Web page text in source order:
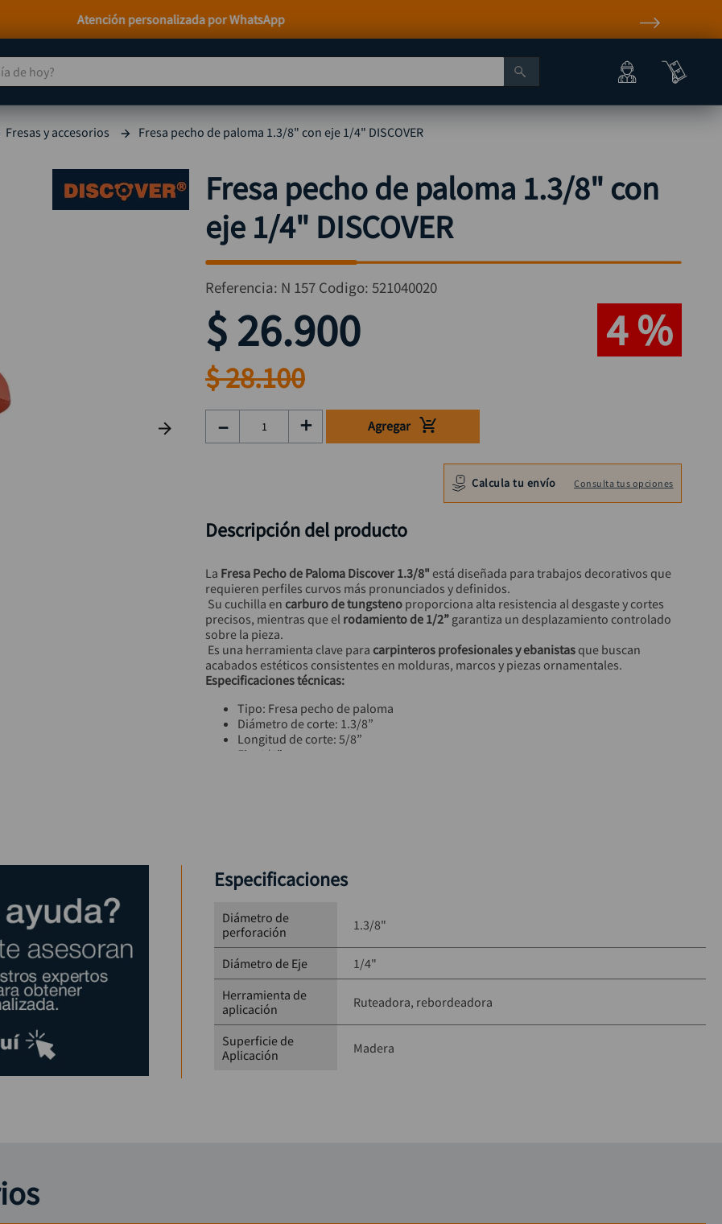
Paga a Crédito con Addi y Sistecrédito
hoy?
Fresas y accesorios Fresa pecho de paloma 1.3/8" con eje 1/4" DISCOVER
Fresa pecho de paloma 1.3/8" con
eje 1/4" DISCOVER
Referencia: N 157 Codigo: 521040020
$ 26.900 4 %
$28.100
＋
－ Agregar
Calcula tu envío Consulta tus opciones
Descripción del producto
La Fresa Pecho de Paloma Discover 1.3/8" está diseñada para trabajos decorativos que
requieren perfiles curvos más pronunciados y definidos.
Su cuchilla en carburo de tungsteno proporciona alta resistencia al desgaste y cortes
precisos, mientras que el rodamiento de 1/2” garantiza un desplazamiento controlado
sobre la pieza.
Es una herramienta clave para carpinteros profesionales y ebanistas que buscan
acabados estéticos consistentes en molduras, marcos y piezas ornamentales.
Especificaciones técnicas:
Tipo: Fresa pecho de paloma
Diámetro de corte: 1.3/8”
Longitud de corte: 5/8”
Eje: 1/4”
Especificaciones
Diámetro de
perforación
1.3/8"
Diámetro de Eje
1/4"
Herramienta de
aplicación
Ruteadora, rebordeadora
Superficie de
Aplicación
Madera
TÉRMINOS MÁS BUSCADOS
1. taladro
compresor